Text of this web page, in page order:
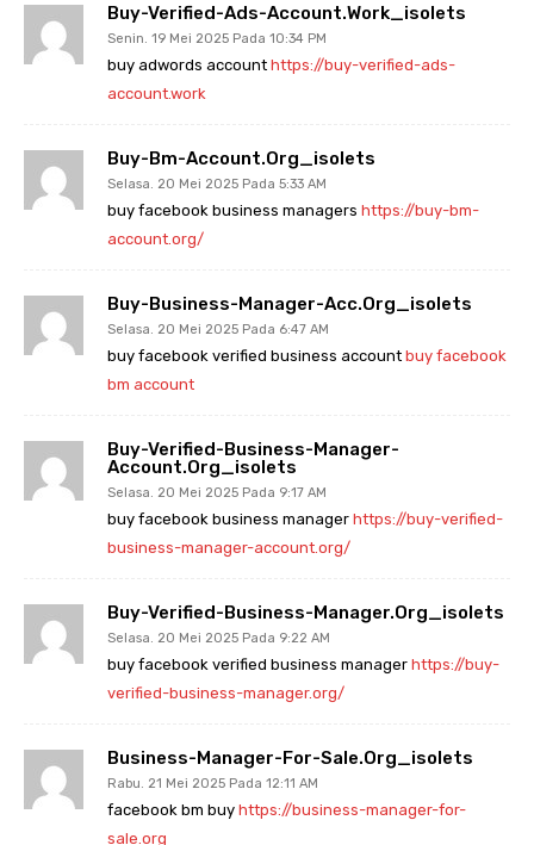
Buy-Verified-Ads-Account.work_isolets
Senin. 19 Mei 2025 Pada 10:34 PM
buy adwords account https://buy-verified-ads-
account.work
Buy-Bm-Account.org_isolets
Selasa. 20 Mei 2025 Pada 5:33 AM
buy facebook business managers https://buy-bm-
account.org/
Buy-Business-Manager-Acc.org_isolets
Selasa. 20 Mei 2025 Pada 6:47 AM
buy facebook verified business account buy facebook
bm account
Buy-Verified-Business-Manager-
Account.org_isolets
Selasa. 20 Mei 2025 Pada 9:17 AM
buy facebook business manager https://buy-verified-
business-manager-account.org/
Buy-Verified-Business-Manager.org_isolets
Selasa. 20 Mei 2025 Pada 9:22 AM
buy facebook verified business manager https://buy-
verified-business-manager.org/
Business-Manager-For-Sale.org_isolets
Rabu. 21 Mei 2025 Pada 12:11 AM
facebook bm buy https://business-manager-for-
sale.org